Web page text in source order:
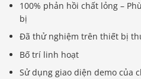
100% phản hồi chất lỏng –
bị
Đã thử nghiệm trên thiết bị
Bố trí linh hoạt
Sử dụng giao diện demo của